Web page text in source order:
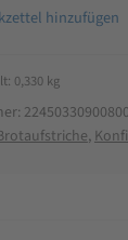
0,330 kg
,